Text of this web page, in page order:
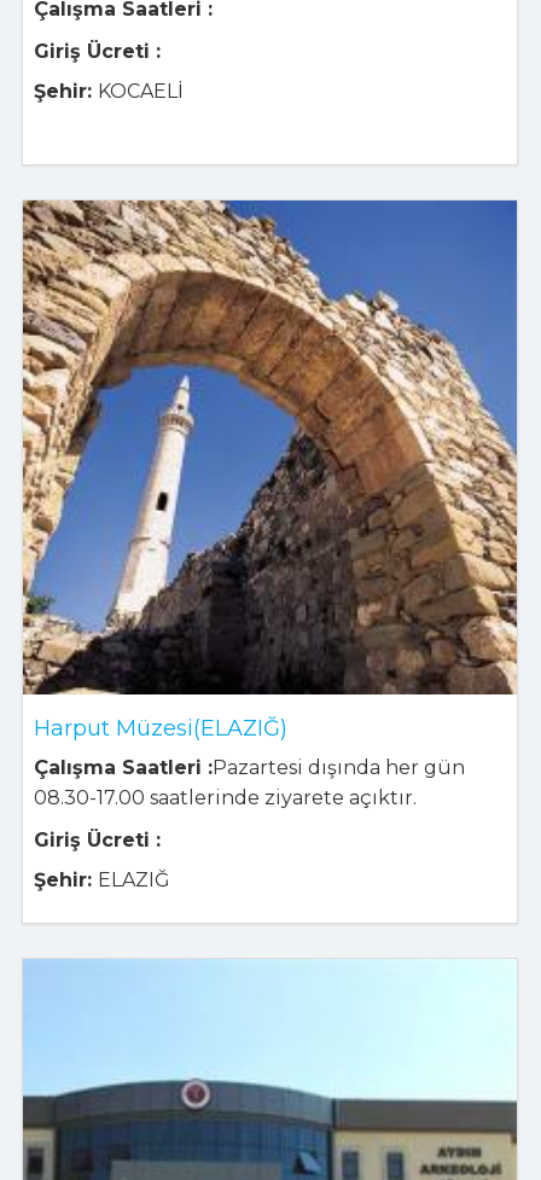
Çalışma Saatleri :
Giriş Ücreti :
Şehir: KOCAELİ
Harput Müzesi(ELAZIĞ)
Çalışma Saatleri :Pazartesi dışında her gün
08.30-17.00 saatlerinde ziyarete açıktır.
Giriş Ücreti :
Şehir: ELAZIĞ